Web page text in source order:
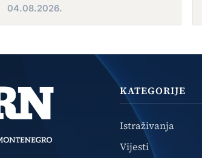
04.08.2026.
KATEGORIJE
Istraživanja
Vijesti